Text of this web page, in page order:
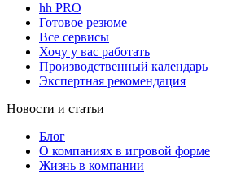
hh PRO
Готовое резюме
Все сервисы
Хочу у вас работать
Производственный календарь
Экспертная рекомендация
Новости и статьи
Блог
О компаниях в игровой форме
Жизнь в компании